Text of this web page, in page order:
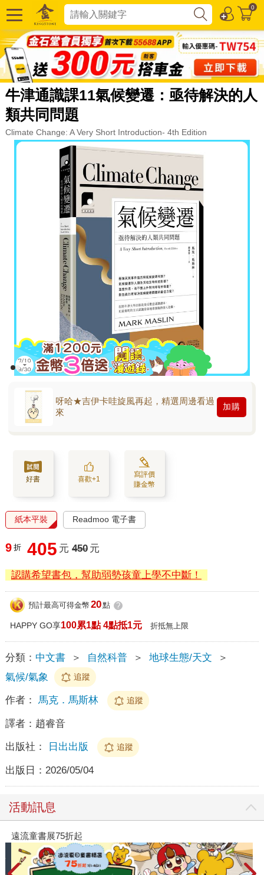
0
牛津通識課11氣候變遷：亟待解決的人
類共同問題
Climate Change: A Very Short Introduction- 4th Edition
呀哈★吉伊卡哇旋風再起，精選周邊看過
來
加購
好書 喜歡+1
寫評價
賺金幣
紙本平裝 Readmoo 電子書
9 折 405 元 450 元
認購希望書包，幫助弱勢孩童上學不中斷！
預計最高可得金幣 20點 ?
HAPPY GO享100累1點 4點抵1元 折抵無上限
分類： 中文書 ＞ 自然科普 ＞ 地球生態/天文
＞
氣候/氣象
追蹤
作者： 馬克．馬斯林 追蹤
譯者： 趙睿音
出版社： 日出出版 追蹤
出版日： 2026/05/04
活動訊息
遠流童書展75折起